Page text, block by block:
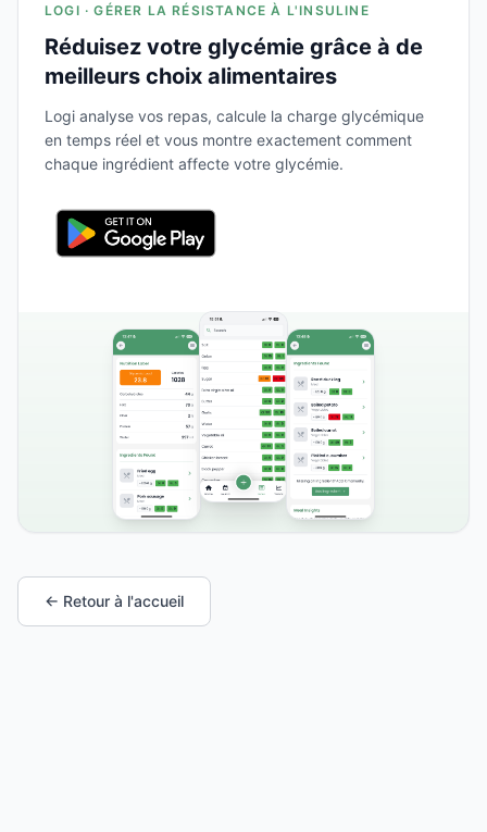
LOGI · GÉRER LA RÉSISTANCE À L'INSULINE
Réduisez votre glycémie grâce à de
meilleurs choix alimentaires
Logi analyse vos repas, calcule la charge glycémique
en temps réel et vous montre exactement comment
chaque ingrédient affecte votre glycémie.
← Retour à l'accueil